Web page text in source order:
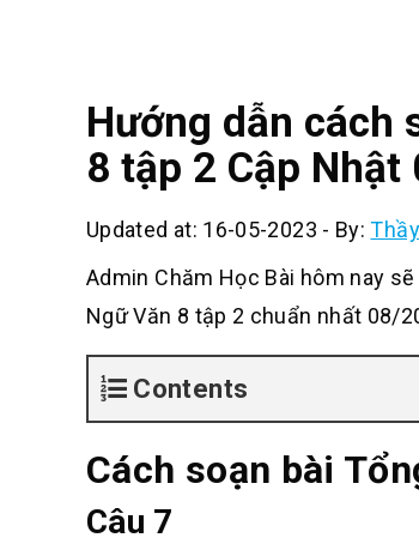
Hướng dẫn cách
8 tập 2 Cập Nhật
Updated at: 16-05-2023 - By:
Admin Chăm Học Bài hôm nay
Ngữ Văn 8 tập 2 chuẩn nhất 08/
Contents
Cách soạn bài
Câu 7